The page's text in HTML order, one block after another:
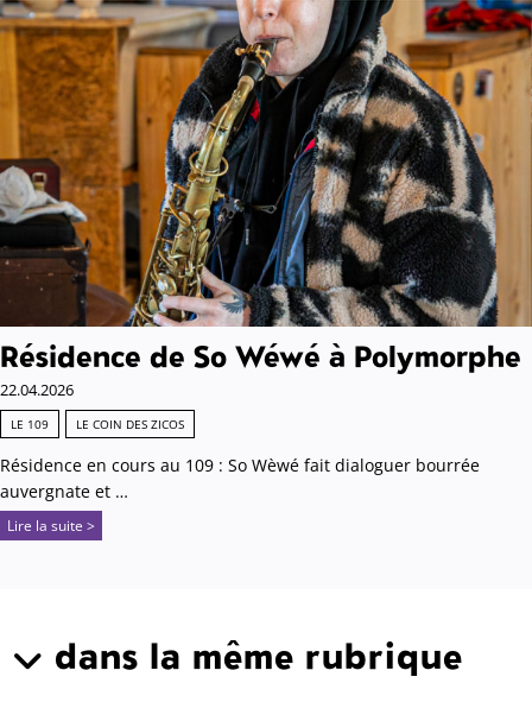
Résidence de So Wéwé à Polymorphe
22.04.2026
LE 109 LE COIN DES ZICOS
Résidence en cours au 109 : So Wèwé fait dialoguer bourrée
auvergnate et …
Lire la suite >
dans la même rubrique